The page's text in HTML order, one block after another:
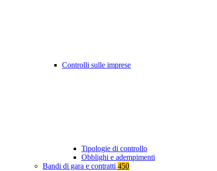
Controlli sulle imprese
Tipologie di controllo
Obblighi e adempimenti
Bandi di gara e contratti 450